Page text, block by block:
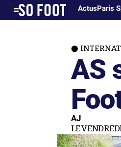
ActusParis
AS
AJ
LE